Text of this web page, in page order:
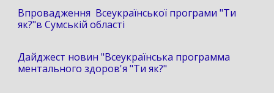
Впровадження Всеукраїнської програми "Ти
як?"в Сумській області
Дайджест новин "Всеукраїнська программа
ментального здоров'я "Ти як?"